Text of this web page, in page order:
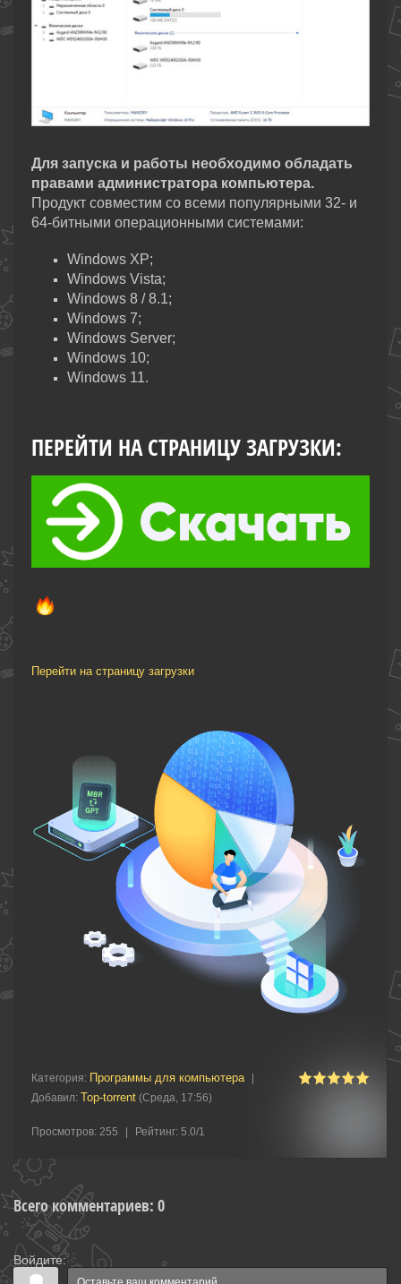
Для запуска и работы необходимо обладать
правами администратора компьютера.
Продукт совместим со всеми популярными 32- и
64-битными операционными системами:
Windows XP;
Windows Vista;
Windows 8 / 8.1;
Windows 7;
Windows Server;
Windows 10;
Windows 11.
ПЕРЕЙТИ НА СТРАНИЦУ ЗАГРУЗКИ:
Перейти на страницу загрузки
Категория: Программы для компьютера
Добавил: Top-torrent (Среда, 17:56)
Просмотров: 255 Рейтинг: 5.0/1
Всего комментариев: 0
Войдите: